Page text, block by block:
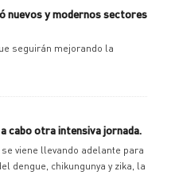
nuevos y modernos sectores
seguirán mejorando la
cabo otra intensiva jornada.
viene llevando adelante para
dengue, chikungunya y zika, la